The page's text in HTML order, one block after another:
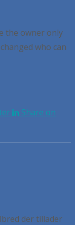
the owner only
who can
Share on
der tillader